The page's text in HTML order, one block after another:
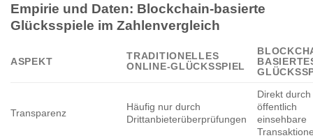
Empirie und Daten: Blockchain-basierte
Glücksspiele im Zahlenvergleich
ASPEKT
TRADITIONELLES
ONLINE-GLÜCKSSPIEL
Transparenz
Häufig nur durch
Drittanbieterüberprüfungen
Direkt durch
öffentlich
einsehbare